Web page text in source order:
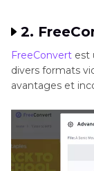
2.
FreeConvert est
divers formats
avantages et